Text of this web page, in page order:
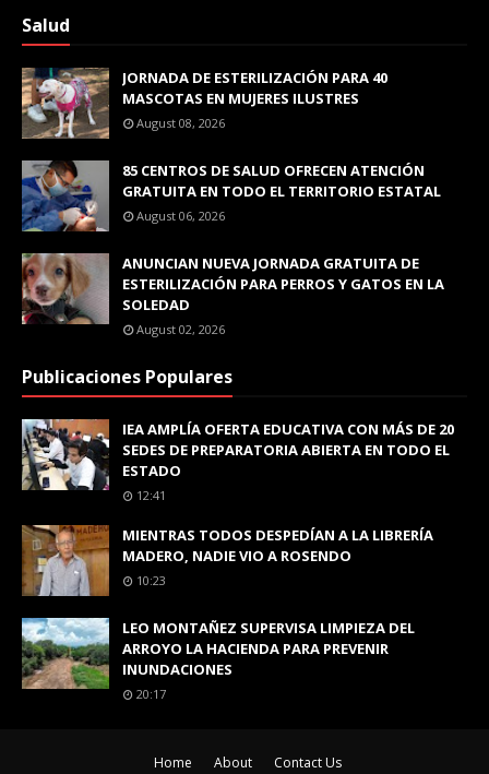
Salud
JORNADA DE ESTERILIZACIÓN PARA 40
MASCOTAS EN MUJERES ILUSTRES
August 08, 2026
85 CENTROS DE SALUD OFRECEN ATENCIÓN
GRATUITA EN TODO EL TERRITORIO ESTATAL
August 06, 2026
ANUNCIAN NUEVA JORNADA GRATUITA DE
ESTERILIZACIÓN PARA PERROS Y GATOS EN LA
SOLEDAD
August 02, 2026
Publicaciones Populares
IEA AMPLÍA OFERTA EDUCATIVA CON MÁS DE 20
SEDES DE PREPARATORIA ABIERTA EN TODO EL
ESTADO
12:41
MIENTRAS TODOS DESPEDÍAN A LA LIBRERÍA
MADERO, NADIE VIO A ROSENDO
10:23
LEO MONTAÑEZ SUPERVISA LIMPIEZA DEL
ARROYO LA HACIENDA PARA PREVENIR
INUNDACIONES
20:17
Home About Contact Us